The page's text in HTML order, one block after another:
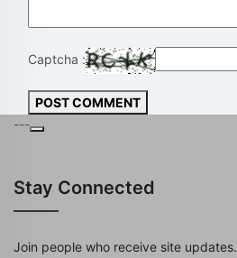
Captcha :
POST COMMENT
---
Stay Connected
Join people who receive site updates.